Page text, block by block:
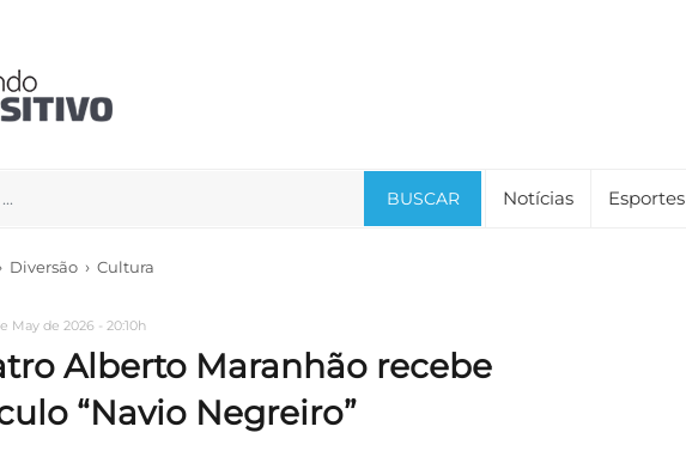
BUSCAR Notícias Esportes
Diversão › Cultura
May de 2026 - 20:10h
Alberto Maranhão recebe
“Navio Negreiro”